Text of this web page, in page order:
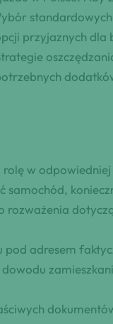
przyjaznych
w
samochód,
pod adresem